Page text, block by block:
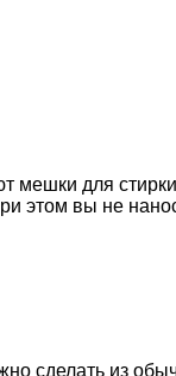
для
этом вы не
сделать из